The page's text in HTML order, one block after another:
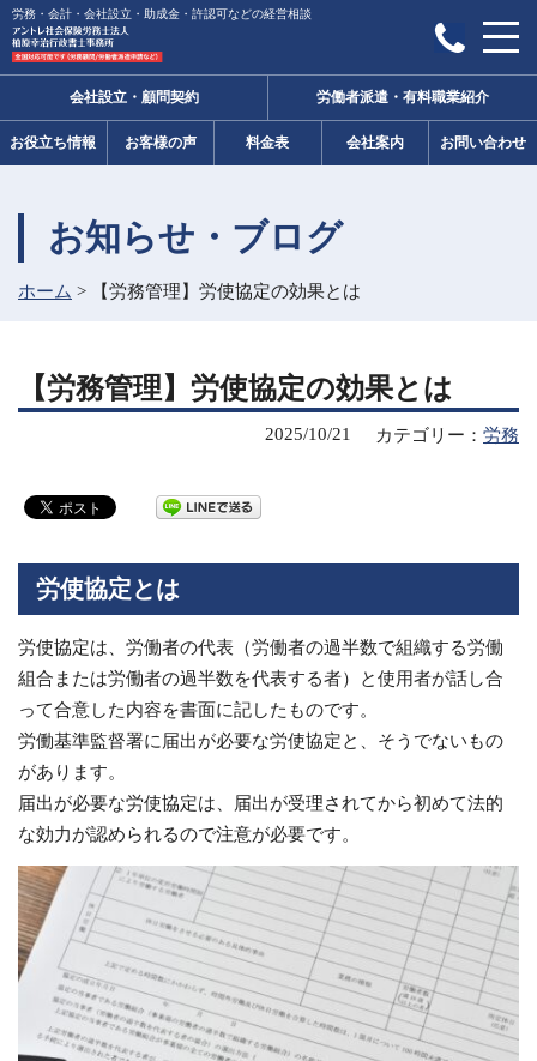
労務・会計・会社設立・助成金・許認可などの経営相談
会社設立・顧問契約 労働者派遣・有料職業紹介
お役立ち情報 お客様の声 料金表 会社案内 お問い合わせ
お知らせ・ブログ
ホーム > 【労務管理】労使協定の効果とは
【労務管理】労使協定の効果とは
カテゴリー： 労務
2025/10/21
労使協定とは
労使協定は、労働者の代表（労働者の過半数で組織する労働
組合または労働者の過半数を代表する者）と使用者が話し合
って合意した内容を書面に記したものです。
労働基準監督署に届出が必要な労使協定と、そうでないもの
があります。
届出が必要な労使協定は、届出が受理されてから初めて法的
な効力が認められるので注意が必要です。